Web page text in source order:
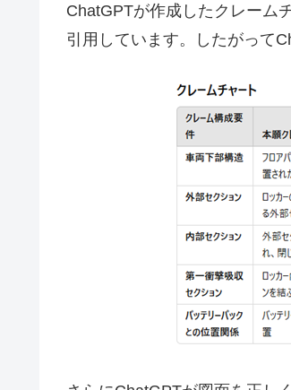
ChatGPTが作成したクレーム
引用しています。したがって